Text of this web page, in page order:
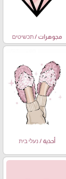
مجوهرات / תכשיטים
أحذية / נעלי בית